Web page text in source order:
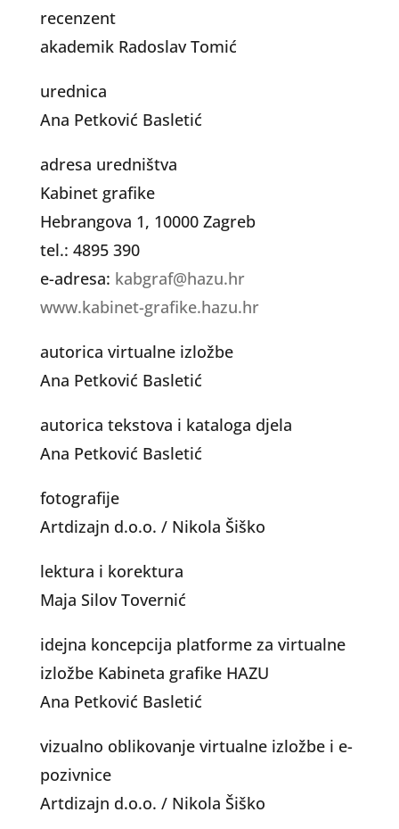
recenzent
akademik Radoslav Tomić
urednica
Ana Petković Basletić
adresa uredništva
Kabinet grafike
Hebrangova 1, 10000 Zagreb
tel.: 4895 390
e-adresa: kabgraf@hazu.hr
www.kabinet-grafike.hazu.hr
autorica virtualne izložbe
Ana Petković Basletić
autorica tekstova i kataloga djela
Ana Petković Basletić
fotografije
Artdizajn d.o.o. / Nikola Šiško
lektura i korektura
Maja Silov Tovernić
idejna koncepcija platforme za virtualne
izložbe Kabineta grafike HAZU
Ana Petković Basletić
vizualno oblikovanje virtualne izložbe i e-
pozivnice
Artdizajn d.o.o. / Nikola Šiško